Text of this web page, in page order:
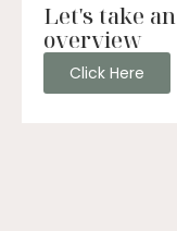
Let's take an
overview
Click Here